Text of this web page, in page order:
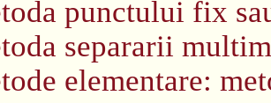
punctului fix
separarii
elementare: